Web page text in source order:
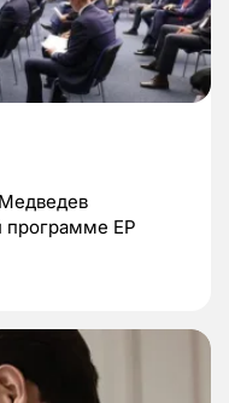
программе ЕР